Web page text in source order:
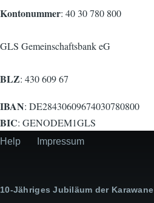
Kontonummer: 40 30 780 800
GLS Gemeinschaftsbank eG
BLZ: 430 609 67
IBAN: DE28430609674030780800
BIC: GENODEM1GLS
Secondary
Help Impressum
10-Jähriges Jubiläum der Karawane